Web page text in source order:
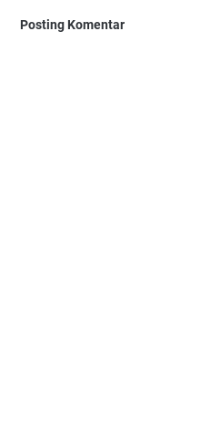
Posting Komentar